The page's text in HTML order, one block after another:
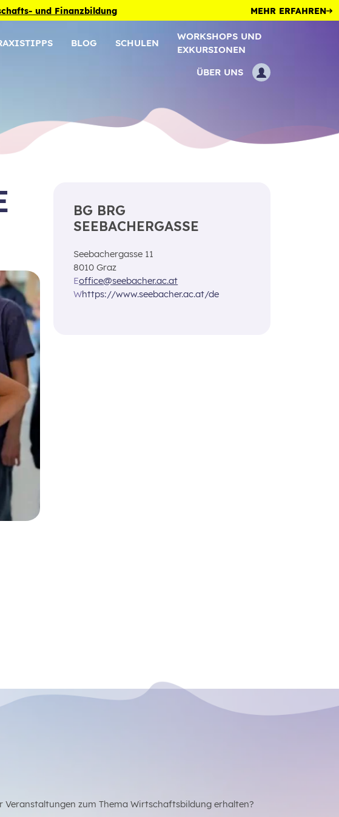
und Finanzbildung MEHR ERFAHREN
BLOG SCHULEN
WORKSHOPS UND
EXKURSIONEN
ÜBER UNS
BG BRG
SEEBACHERGASSE
Seebachergasse 11
8010 Graz
Eoffice@seebacher.ac.at
Whttps://www.seebacher.ac.at/de
zum Thema Wirtschaftsbildung erhalten?